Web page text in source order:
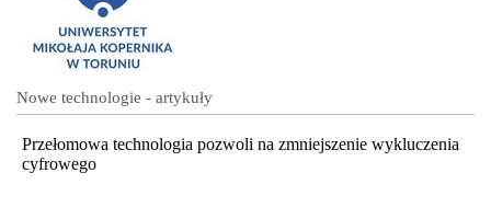
Nowe technologie - artykuły
Przełomowa technologia pozwoli na zmniejszenie wykluczenia
cyfrowego